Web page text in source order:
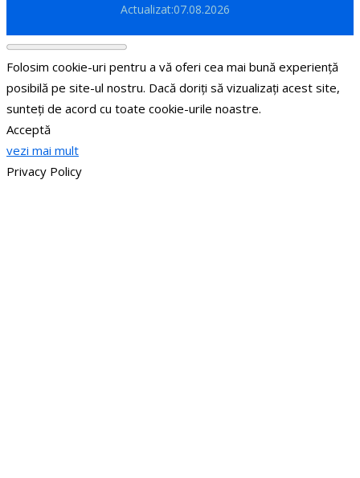
Actualizat:07.08.2026
Folosim cookie-uri pentru a vă oferi cea mai bună experiență
posibilă pe site-ul nostru. Dacă doriți să vizualizați acest site,
sunteți de acord cu toate cookie-urile noastre.
Acceptă
vezi mai mult
Privacy Policy